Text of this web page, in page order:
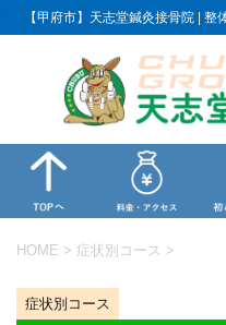
【甲府市】天志堂鍼灸接骨院 |
HOME > 症状別コース >
症状別コース